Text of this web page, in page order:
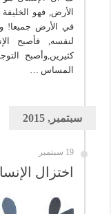
الأرض, فهو
في الأرض جميعا!
لنفسه, فأصبح
كثيرين,وأصبح
المساس …
سبتمبر, 2015
19 سبتمبر
اختزال